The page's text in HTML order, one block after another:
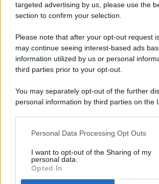
targeted advertising by us, please use the
section to confirm your selection.
Please note that after your opt-out request
may continue seeing interest-based ads
information utilized by us or personal
third parties prior to your opt-out.
You may separately opt-out of the further
personal information by third parties on the
This information may also be disclosed by
disclose it to other third parties.
Personal Data Processing Opt Outs
I want to opt-out of the Sharing of my
personal data.
Opted In
© 2026 - Pianeta Design - P.IVA
Registrata Al Tribunale Di Nocera Inferiore
ISCRIZIONE AL ROC N. 35792 –
(ASSOCIAZIONE NAZIONALE
PREFERENZE PRIVACY